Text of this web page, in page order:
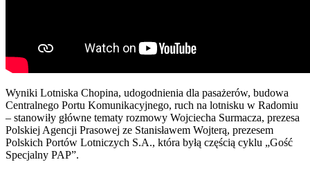
Wyniki Lotniska Chopina, udogodnienia dla pasażerów, budowa
Centralnego Portu Komunikacyjnego, ruch na lotnisku w Radomiu
– stanowiły główne tematy rozmowy Wojciecha Surmacza, prezesa
Polskiej Agencji Prasowej ze Stanisławem Wojterą, prezesem
Polskich Portów Lotniczych S.A., która byłą częścią cyklu „Gość
Specjalny PAP”.